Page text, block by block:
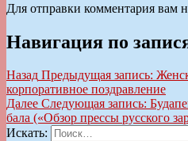
Для отправки комментария вам
Навигация по
Назад Предыдущая запись:
корпоративное поздравление
Далее Следующая запись:
бала («Обзор прессы русского
Искать: